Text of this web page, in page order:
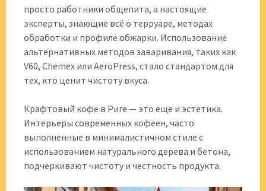
просто работники общепита, а настоящие
эксперты, знающие всё о терруаре, методах
обработки и профиле обжарки. Использование
альтернативных методов заваривания, таких как
V60, Chemex или AeroPress, стало стандартом для
тех, кто ценит чистоту вкуса.
Крафтовый кофе в Риге — это еще и эстетика.
Интерьеры современных кофеен, часто
выполненные в минималистичном стиле с
использованием натурального дерева и бетона,
подчеркивают чистоту и честность продукта.